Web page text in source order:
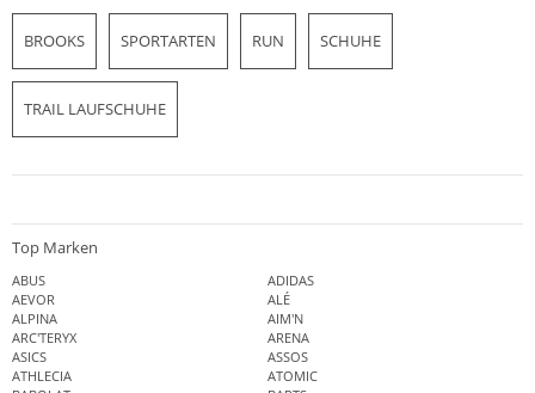
BROOKS SPORTARTEN RUN SCHUHE
TRAIL LAUFSCHUHE
Top Marken
ABUS
ADIDAS
AEVOR
ALÉ
ALPINA
AIM'N
ARC'TERYX
ARENA
ASICS
ASSOS
ATHLECIA
ATOMIC